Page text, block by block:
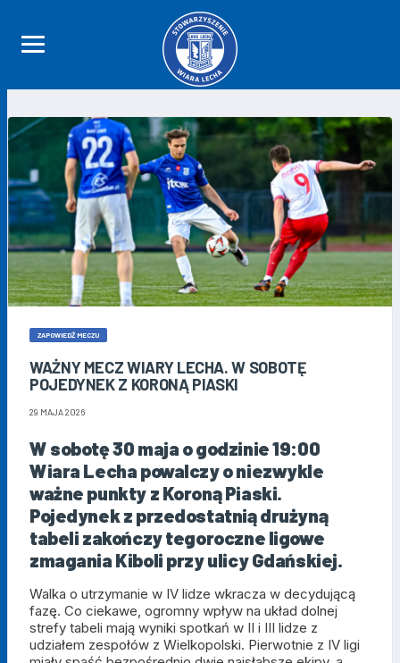
ZAPOWIEDŹ MECZU
WAŻNY MECZ WIARY LECHA. W SOBOTĘ
POJEDYNEK Z KORONĄ PIASKI
29 MAJA 2026
W sobotę 30 maja o godzinie 19:00
Wiara Lecha powalczy o niezwykle
ważne punkty z Koroną Piaski.
Pojedynek z przedostatnią drużyną
tabeli zakończy tegoroczne ligowe
zmagania Kiboli przy ulicy Gdańskiej.
Walka o utrzymanie w IV lidze wkracza w decydującą
fazę. Co ciekawe, ogromny wpływ na układ dolnej
strefy tabeli mają wyniki spotkań w II i III lidze z
udziałem zespołów z Wielkopolski. Pierwotnie z IV ligi